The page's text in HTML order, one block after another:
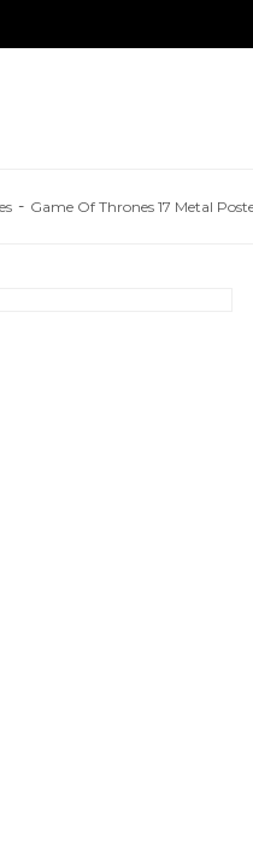
Game Of Thrones 17 Metal